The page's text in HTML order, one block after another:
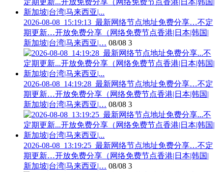
2026-08-08_15:19:13_最新网络节点地址免费分享…不定
期更新…开放免费分享（网络免费节点香港|日本|韩国|
新加坡|台湾|马来西亚|… 08/08 3
2026-08-08_14:19:28_最新网络节点地址免费分享…不定
期更新…开放免费分享（网络免费节点香港|日本|韩国|
新加坡|台湾|马来西亚|… 08/08 3
2026-08-08_13:19:25_最新网络节点地址免费分享…不定
期更新…开放免费分享（网络免费节点香港|日本|韩国|
新加坡|台湾|马来西亚|… 08/08 3